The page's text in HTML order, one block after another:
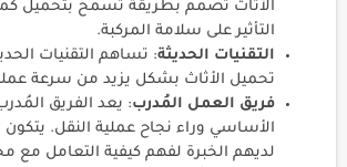
الأثاث تُصمم بطريقة تسمح بتحميل
التأثير على سلامة المركبة.
التقنيات الحديثة: تساهم التقنيات
تحميل الأثاث بشكل يزيد من سرعة
فريق العمل المُدرب: يعد الفريق
الأساسي وراء نجاح عملية النقل. يتكون
لديهم الخبرة لفهم كيفية التعامل مع